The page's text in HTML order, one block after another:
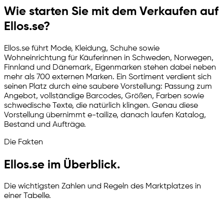
Wie starten Sie mit dem Verkaufen auf
Ellos.se?
Ellos.se führt Mode, Kleidung, Schuhe sowie
Wohneinrichtung für Käuferinnen in Schweden, Norwegen,
Finnland und Dänemark, Eigenmarken stehen dabei neben
mehr als 700 externen Marken. Ein Sortiment verdient sich
seinen Platz durch eine saubere Vorstellung: Passung zum
Angebot, vollständige Barcodes, Größen, Farben sowie
schwedische Texte, die natürlich klingen. Genau diese
Vorstellung übernimmt e-tailize, danach laufen Katalog,
Bestand und Aufträge.
Die Fakten
Ellos.se im Überblick.
Die wichtigsten Zahlen und Regeln des Marktplatzes in
einer Tabelle.